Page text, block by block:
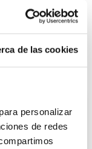
de las cookies
personalizar
de redes